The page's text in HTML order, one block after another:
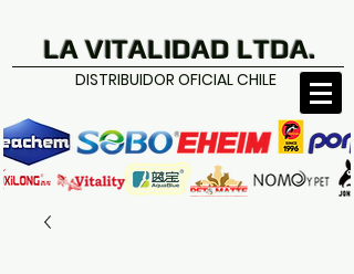
LA VITALIDAD LTDA.
DISTRIBUIDOR OFICIAL CHILE